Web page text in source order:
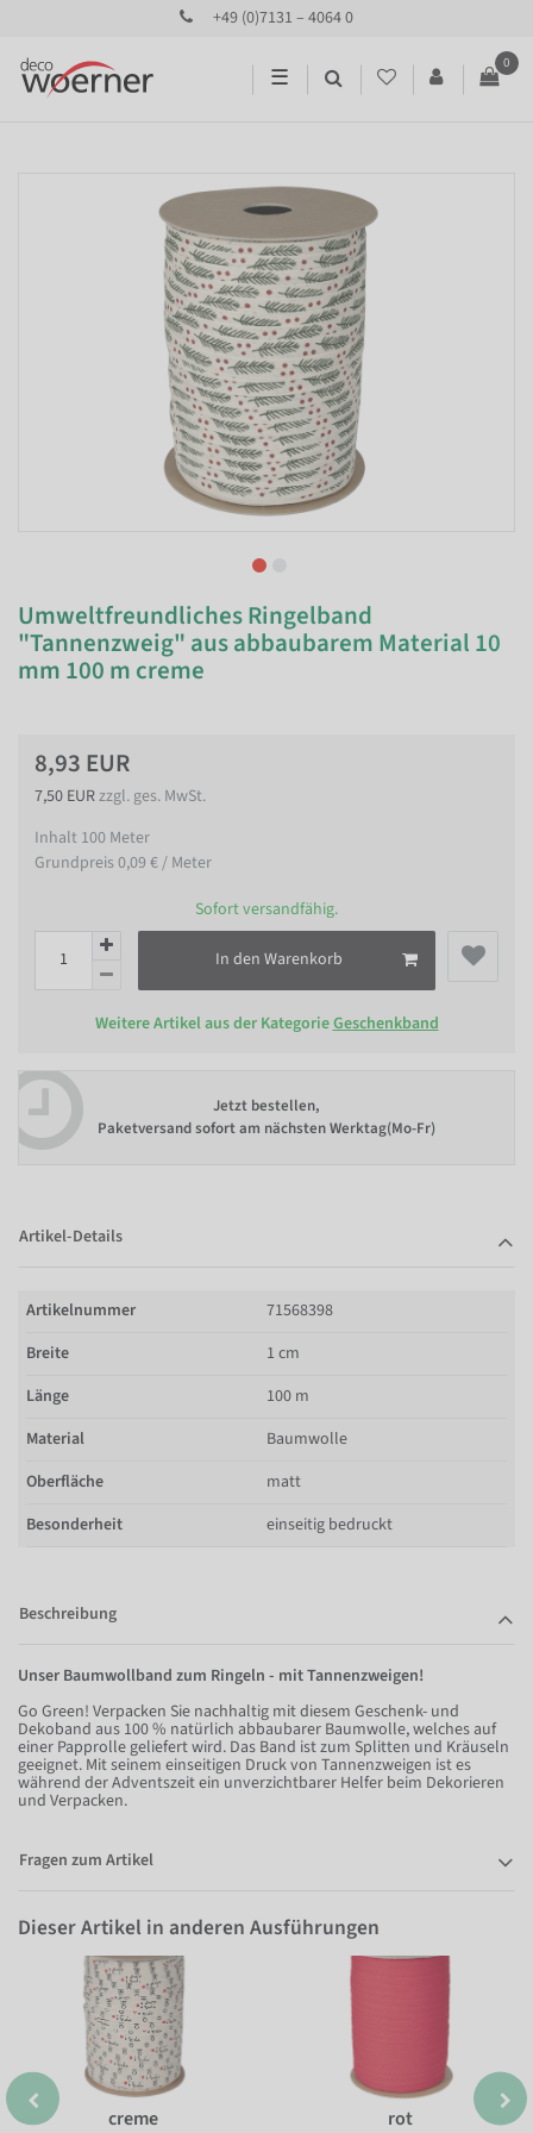
+49 (0)7131 – 4064 0
☰
0
Umweltfreundliches Ringelband
"Tannenzweig" aus abbaubarem Material 10
mm 100 m creme
8,93 EUR
7,50 EURzzgl. ges. MwSt.
Inhalt 100 Meter
Grundpreis0,09 € / Meter
Sofort versandfähig.
In den Warenkorb
Weitere Artikel aus der KategorieGeschenkband
Jetzt bestellen,
Paketversand sofort am nächsten Werktag(Mo-Fr)
Artikel-Details
Artikelnummer
71568398
Breite
1 cm
Länge
100 m
Material
Baumwolle
Oberfläche
matt
Besonderheit
einseitig bedruckt
Beschreibung
Unser Baumwollband zum Ringeln - mit Tannenzweigen!
Go Green! Verpacken Sie nachhaltig mit diesem Geschenk- und
Dekoband aus 100 % natürlich abbaubarer Baumwolle, welches auf
einer Papprolle geliefert wird. Das Band ist zum Splitten und Kräuseln
geeignet. Mit seinem einseitigen Druck von Tannenzweigen ist es
während der Adventszeit ein unverzichtbarer Helfer beim Dekorieren
und Verpacken.
Fragen zum Artikel
Dieser Artikel in anderen Ausführungen
creme rot